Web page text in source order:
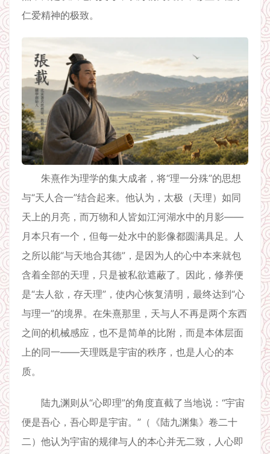
仁爱精神的极致。
朱熹作为理学的集大成者，将“理一分殊”的思想
与“天人合一”结合起来。他认为，太极（天理）如同
天上的月亮，而万物和人皆如江河湖水中的月影——
月本只有一个，但每一处水中的影像都圆满具足。人
之所以能“与天地合其德”，是因为人的心中本来就包
含着全部的天理，只是被私欲遮蔽了。因此，修养便
是“去人欲，存天理”，使内心恢复清明，最终达到“心
与理一”的境界。在朱熹那里，天与人不再是两个东西
之间的机械感应，也不是简单的比附，而是本体层面
上的同一——天理既是宇宙的秩序，也是人心的本
质。
陆九渊则从“心即理”的角度直截了当地说：“宇宙
便是吾心，吾心即是宇宙。”（《陆九渊集》卷二十
二）他认为宇宙的规律与人的本心并无二致，人心即